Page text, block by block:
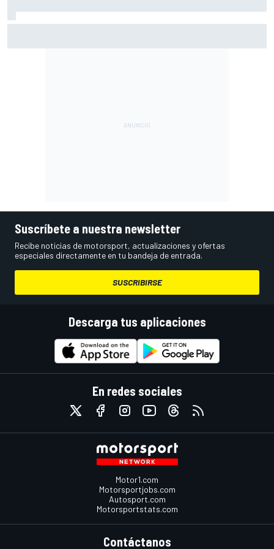
Suscríbete a nuestra newsletter
Recibe noticias de motorsport, actualizaciones y ofertas
especiales directamente en tu bandeja de entrada.
SUSCRIBIRSE
Descarga tus aplicaciones
En redes sociales
Motor1.com
Motorsportjobs.com
Autosport.com
Motorsportstats.com
Contáctanos